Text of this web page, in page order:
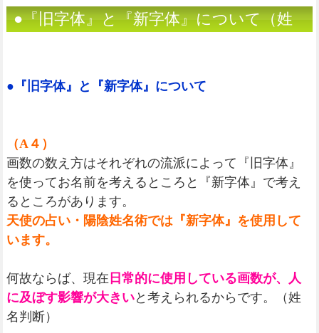
●『旧字体』と『新字体』について（姓
●『旧字体』と『新字体』について
（A４）
画数の数え方はそれぞれの流派によって『旧字体』
を使ってお名前を考えるところと『新字体』で考え
るところがあります。
天使の占い・陽陰姓名術では『新字体』を使用して
います。
何故ならば、現在 日常的に使用している画数が、人
に及ぼす影響が大きいと考えられるからです。（姓
名判断）